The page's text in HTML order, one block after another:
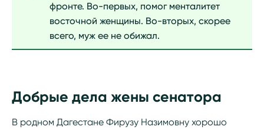
фронте. Во-первых, помог менталитет
восточной женщины. Во-вторых, скорее
всего, муж ее не обижал.
Добрые дела жены сенатора
В родном Дагестане Фирузу Назимовну хорошо